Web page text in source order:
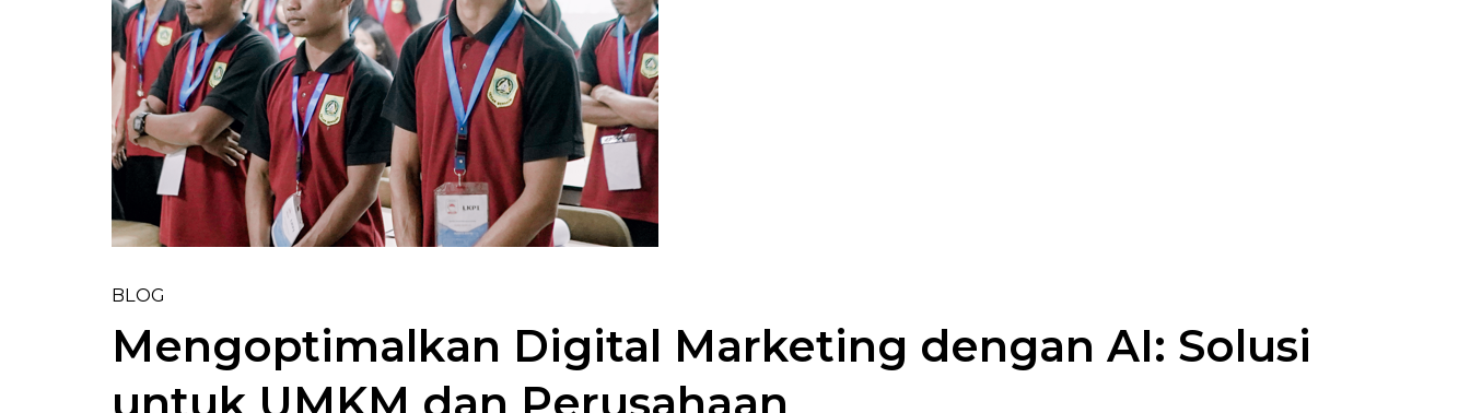
BLOG
Mengoptimalkan Digital Marketing dengan AI: Solusi